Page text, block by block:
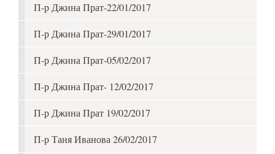
П-р Джина Прат-22/01/2017
П-р Джина Прат-29/01/2017
П-р Джина Прат-05/02/2017
П-р Джина Прат- 12/02/2017
П-р Джина Прат 19/02/2017
П-р Таня Иванова 26/02/2017